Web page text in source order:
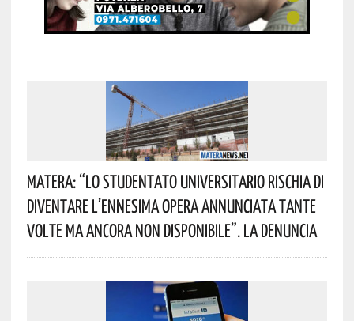
Matera: “Lo Studentato Universitario Rischia Di
Diventare L’ennesima Opera Annunciata Tante
Volte Ma Ancora Non Disponibile”. La Denuncia